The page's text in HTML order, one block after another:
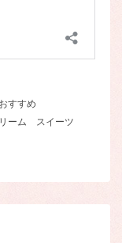
おすすめ
ーム スイーツ